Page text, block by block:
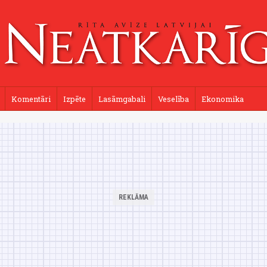
Komentāri Izpēte Lasāmgabali Veselība Ekonomika